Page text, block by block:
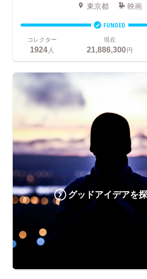
東京都 映画
FUNDED
コレクター
1924人
現在
21,886,300円
グッドアイデアを